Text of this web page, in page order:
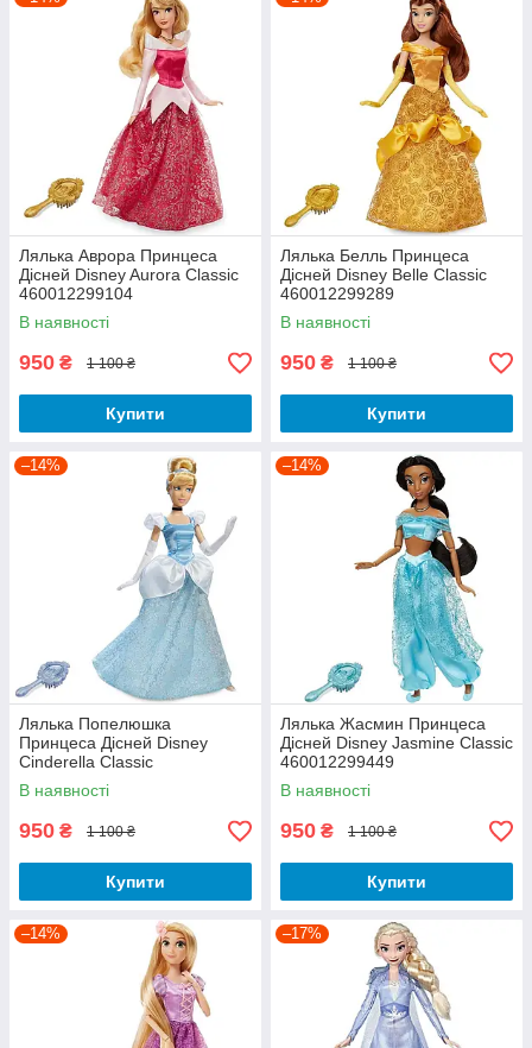
Лялька Аврора Принцеса
Дісней Disney Aurora Classic
460012299104
В наявності
950 ₴ 1 100 ₴
Купити
Лялька Белль Принцеса
Дісней Disney Belle Classic
460012299289
В наявності
950 ₴ 1 100 ₴
Купити
–14%
Лялька Попелюшка
Принцеса Дісней Disney
Cinderella Classic
460012299364
В наявності
950 ₴ 1 100 ₴
Купити
–14%
Лялька Жасмин Принцеса
Дісней Disney Jasmine Classic
460012299449
В наявності
950 ₴ 1 100 ₴
Купити
–14% –17%